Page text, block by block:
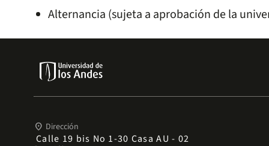
Alternancia (sujeta a aprobación de la
place Dirección
Calle 19 bis No 1-30 Casa AU - 02